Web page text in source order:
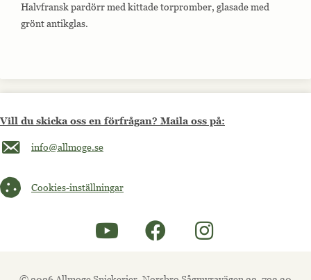
Halvfransk pardörr med kittade torpromber, glasade med
grönt antikglas.
Vill du skicka oss en förfrågan? Maila oss på:
Maila oss på info@allmoge.se
info@allmoge.se
Cookies-inställningar
Cookies-inställningar